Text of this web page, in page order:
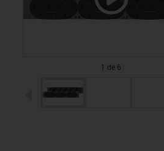
1 de 6
igus-icon-arrow-left